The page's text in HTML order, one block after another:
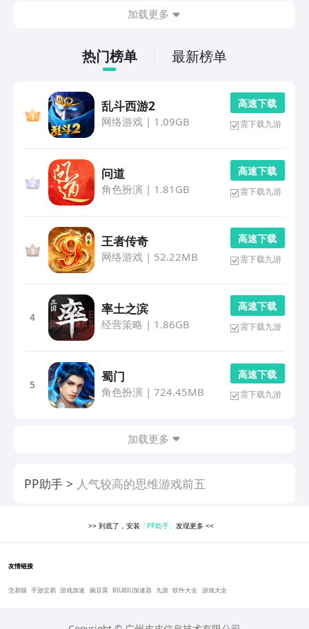
加载更多
热门榜单 最新榜单
乱斗西游2
网络游戏| 1.09GB
高 速 下 载
需下载九游
问道
角色扮演 | 1.81GB
高 速 下 载
需下载九游
王者传奇
网络游戏| 52.22MB
高 速 下 载
需下载九游
4
率土之滨
经营策略 | 1.86GB
高 速 下 载
需下载九游
5
蜀门
角色扮演 | 724.45MB
高 速 下 载
需下载九游
加载更多
PP助手 人气较高的思维游戏前五
>> 到底了，安装 「PP助手」发现更多<<
友情链接
交易猫 手游交易 游戏加速 豌豆荚 BIUBIU加速器 九游 软件大全 游戏大全